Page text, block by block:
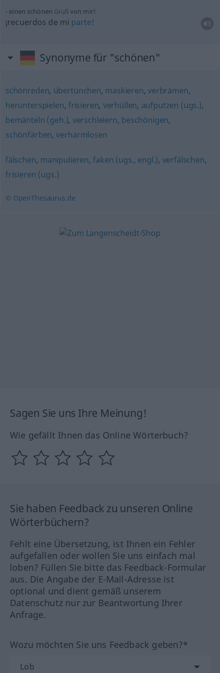
einen schönen Grußvon mir!
¡recuerdos de mi parte!
Synonyme für "schönen"
schönreden, übertünchen, maskieren,verbrämen,
herunterspielen, frisieren, verhüllen, aufputzen (ugs.),
bemänteln (geh.), verschleiern, beschönigen,
schönfärben,verharmlosen
fälschen, manipulieren,faken (ugs., engl.), verfälschen,
frisieren (ugs.)
© OpenThesaurus.de
Sagen Sie uns Ihre Meinung!
Wie gefällt Ihnen das Online Wörterbuch?
Sie haben Feedback zu unseren Online
Wörterbüchern?
Fehlt eine Übersetzung, ist Ihnen ein Fehler
aufgefallen oder wollen Sie uns einfach mal
loben? Füllen Sie bitte das Feedback-Formular
aus. Die Angabe der E-Mail-Adresse ist
optional und dient gemäß unserem
Datenschutz nur zur Beantwortung Ihrer
Anfrage.
Wozu möchten Sie uns Feedback geben?*